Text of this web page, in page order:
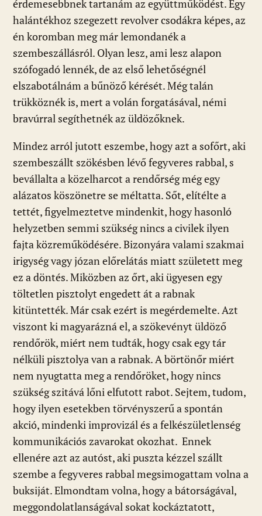
érdemesebbnek tartanám az együttműködést. Egy
halántékhoz szegezett revolver csodákra képes, az
én koromban meg már lemondanék a
szembeszállásról. Olyan lesz, ami lesz alapon
szófogadó lennék, de az első lehetőségnél
elszabotálnám a bűnöző kérését. Még talán
trükköznék is, mert a volán forgatásával, némi
bravúrral segíthetnék az üldözőknek.
Mindez arról jutott eszembe, hogy azt a sofőrt, aki
szembeszállt szökésben lévő fegyveres rabbal, s
bevállalta a közelharcot a rendőrség még egy
alázatos köszönetre se méltatta. Sőt, elítélte a
tettét, figyelmeztetve mindenkit, hogy hasonló
helyzetben semmi szükség nincs a civilek ilyen
fajta közreműködésére. Bizonyára valami szakmai
irigység vagy józan előrelátás miatt született meg
ez a döntés. Miközben az őrt, aki ügyesen egy
töltetlen pisztolyt engedett át a rabnak
kitüntették. Már csak ezért is megérdemelte. Azt
viszont ki magyarázná el, a szökevényt üldöző
rendőrök, miért nem tudták, hogy csak egy tár
nélküli pisztolya van a rabnak. A börtönőr miért
nem nyugtatta meg a rendőröket, hogy nincs
szükség szitává lőni elfutott rabot. Sejtem, tudom,
hogy ilyen esetekben törvényszerű a spontán
akció, mindenki improvizál és a felkészületlenség
kommunikációs zavarokat okozhat. Ennek
ellenére azt az autóst, aki puszta kézzel szállt
szembe a fegyveres rabbal megsimogattam volna a
buksiját. Elmondtam volna, hogy a bátorságával,
meggondolatlanságával sokat kockáztatott,